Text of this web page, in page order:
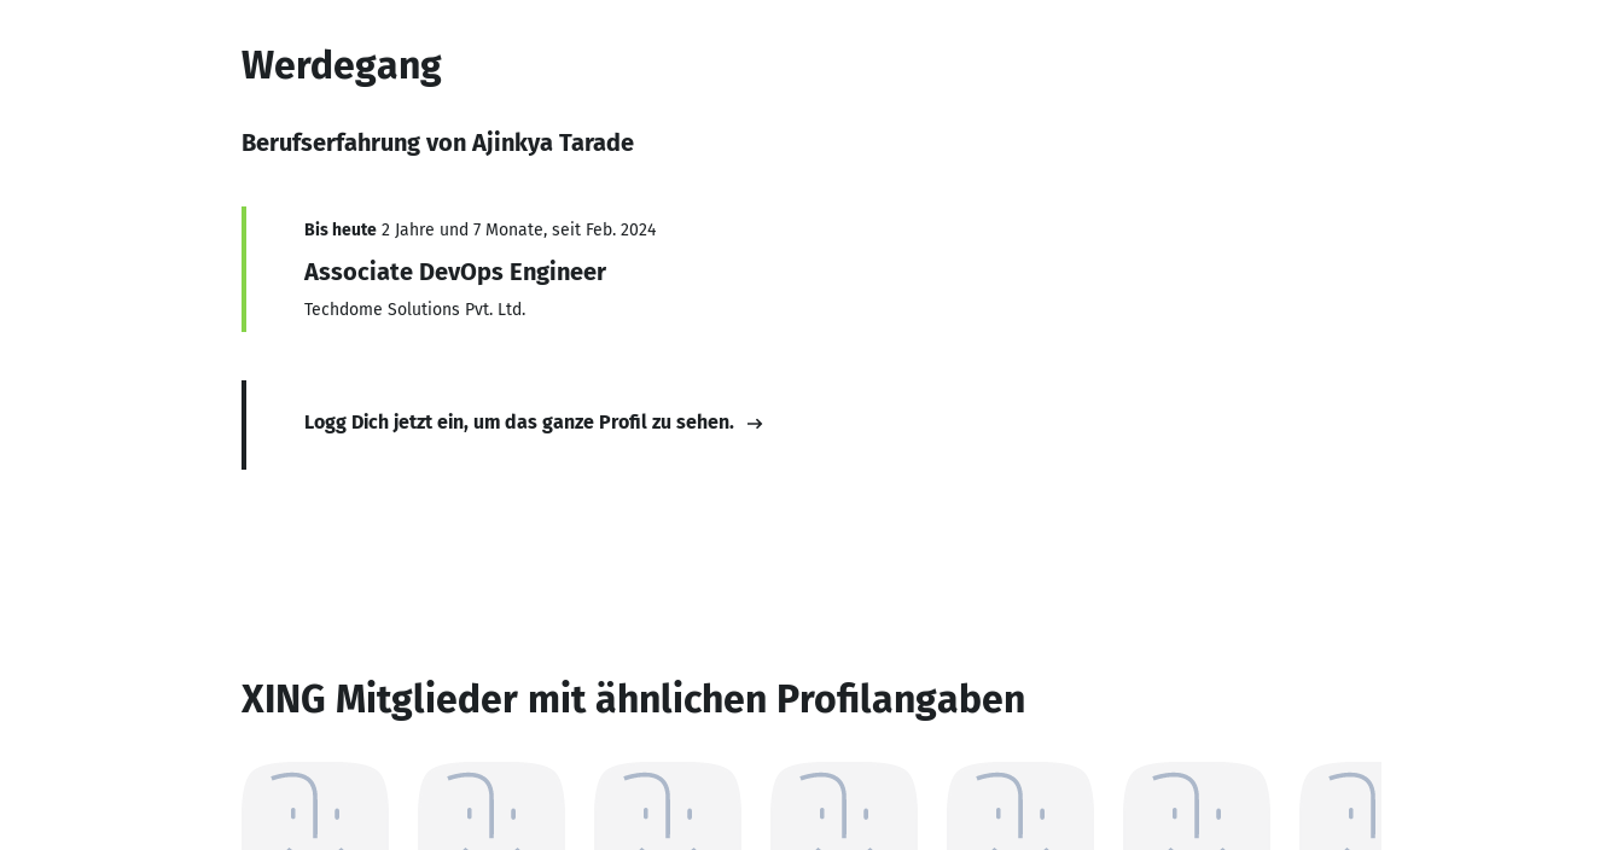
Werdegang
Berufserfahrung von Ajinkya Tarade
Bis heute 2 Jahre und 7 Monate, seit Feb. 2024
Associate DevOps Engineer
Techdome Solutions Pvt. Ltd.
Logg Dich jetzt ein, um das ganze Profil zu sehen.
XING Mitglieder mit ähnlichen Profilangaben